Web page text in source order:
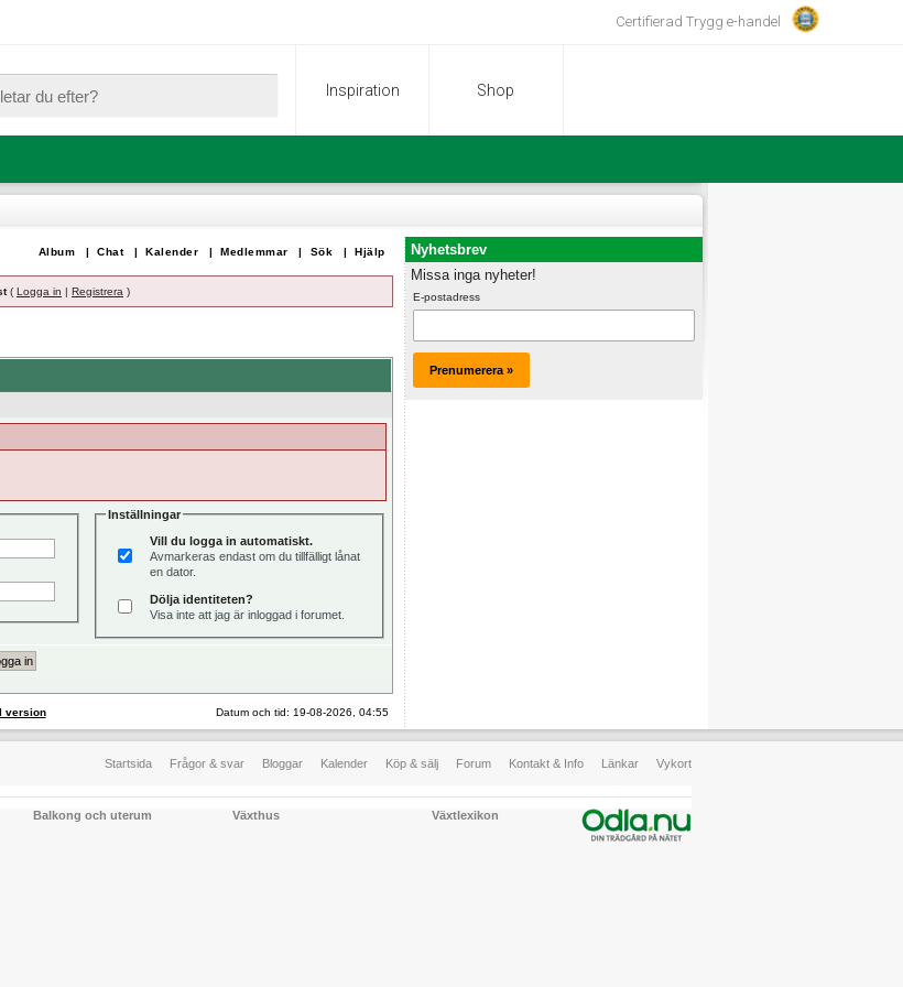
Certifierad Trygg e-handel
Inspiration Shop
Hjälp
Sök |
Medlemmar |
Kalender |
Chat |
Album |
( Logga in | Registrera )
Inställningar
Vill du logga in automatiskt.
Avmarkeras endast om du tillfälligt lånat
en dator.
Dölja identiteten?
Visa inte att jag är inloggad i forumet.
version Datum och tid: 19-08-2026, 04:55
Nyhetsbrev
Missa inga nyheter!
E-postadress
Startsida Frågor & svar Bloggar Kalender Köp & sälj Forum Kontakt & Info Länkar Vykort
Balkong och uterum Växthus Växtlexikon